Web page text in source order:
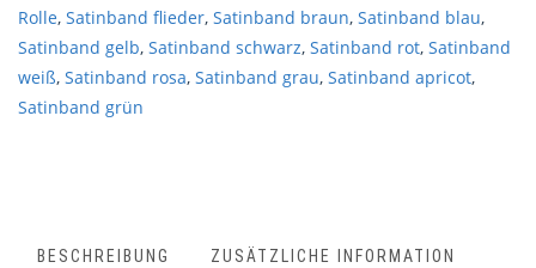
Rolle, Satinband flieder, Satinband braun, Satinband blau,
Satinband gelb, Satinband schwarz, Satinband rot, Satinband
weiß, Satinband rosa, Satinband grau, Satinband apricot,
Satinband grün
BESCHREIBUNG ZUSÄTZLICHE INFORMATION